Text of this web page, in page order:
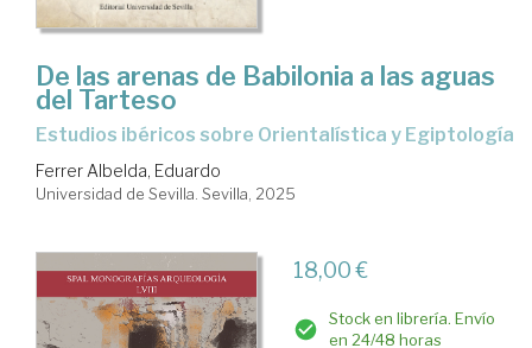
De las arenas de Babilonia a las aguas
del Tarteso
Estudios ibéricos sobre Orientalística y Egiptología
Ferrer Albelda, Eduardo
Universidad de Sevilla. Sevilla, 2025
18,00 €
Stock en librería. Envío
en 24/48 horas